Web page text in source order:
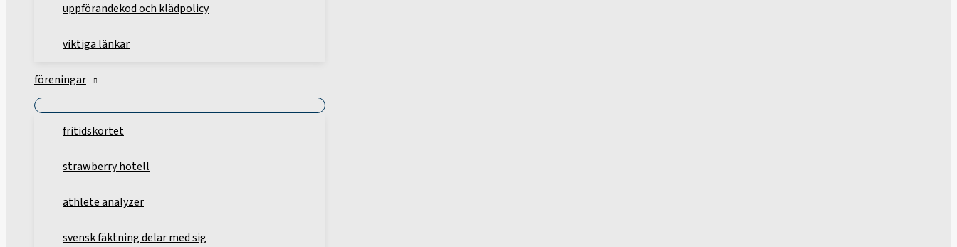
uppförandekod och klädpolicy
viktiga länkar
föreningar
fritidskortet
strawberry hotell
athlete analyzer
svensk fäktning delar med sig